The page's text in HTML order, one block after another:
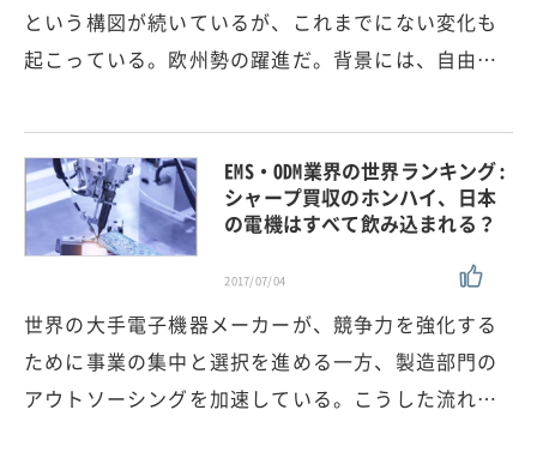
という構図が続いているが、これまでにない変化も
起こっている。欧州勢の躍進だ。背景には、自由…
EMS・ODM業界の世界ランキング:
シャープ買収のホンハイ、日本
の電機はすべて飲み込まれる？
2017/07/04
世界の大手電子機器メーカーが、競争力を強化する
ために事業の集中と選択を進める一方、製造部門の
アウトソーシングを加速している。こうした流れ…